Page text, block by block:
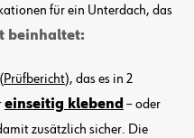
für ein Unterdach, das
beinhaltet:
(Prüfbericht), das es in 2
einseitig klebend – oder
zusätzlich sicher. Die